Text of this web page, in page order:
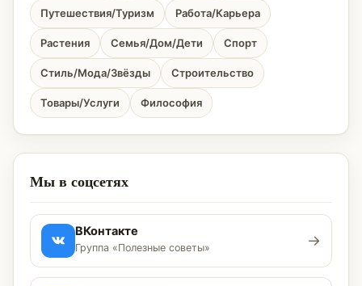
Путешествия/Туризм Работа/Карьера
Растения Семья/Дом/Дети Спорт
Стиль/Мода/Звёзды Строительство
Товары/Услуги Философия
Мы в соцсетях
ВКонтакте
Группа «Полезные советы» →